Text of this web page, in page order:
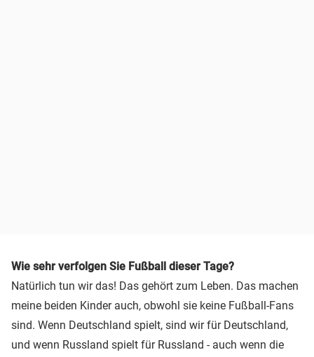
Wie sehr verfolgen Sie Fußball dieser Tage?
Natürlich tun wir das! Das gehört zum Leben. Das machen
meine beiden Kinder auch, obwohl sie keine Fußball-Fans
sind. Wenn Deutschland spielt, sind wir für Deutschland,
und wenn Russland spielt für Russland - auch wenn die